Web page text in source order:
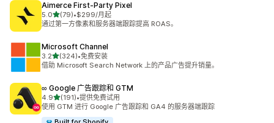
Aimerce First‑Party Pixel
5.0星（满分 5 星）
(79)
总共 79 条评论
•$299/月起
通过第一方像素和服务器端跟踪提高 ROAS。
Microsoft Channel
3.2星（满分 5 星）
(324)
总共 324 条评论
•免费安装
借助 Microsoft Search Network 上的产品广告提升销量。
∞ Google 广告跟踪和 GTM
4.9星（满分 5 星）
(191)
总共 191 条评论
•提供免费试用
使用 GTM 进行 Google 广告跟踪和 GA4 的服务器端跟踪